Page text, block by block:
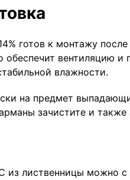
готов к монтажу
вентиляцию и
влажности.
на предмет
зачистите и
из лиственницы можно